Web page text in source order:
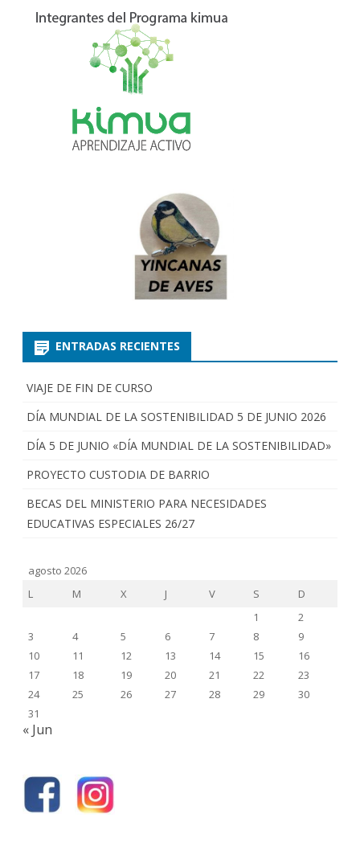
ENTRADAS RECIENTES
VIAJE DE FIN DE CURSO
DÍA MUNDIAL DE LA SOSTENIBILIDAD 5 DE JUNIO 2026
DÍA 5 DE JUNIO «DÍA MUNDIAL DE LA SOSTENIBILIDAD»
PROYECTO CUSTODIA DE BARRIO
BECAS DEL MINISTERIO PARA NECESIDADES
EDUCATIVAS ESPECIALES 26/27
agosto 2026
L
M X J V S
D
1
2
3
4 5 6 7 8
9
10
11 12 13 14 15
16
17
18 19 20 21 22
23
24
25 26 27 28 29
30
31
« Jun